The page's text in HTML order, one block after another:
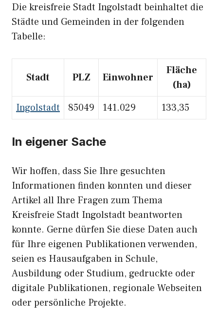
Die kreisfreie Stadt Ingolstadt beinhaltet die
Städte und Gemeinden in der folgenden
Tabelle:
Stadt PLZ Einwohner
Fläche
(ha)
Ingolstadt
85049 141.029 133,35
In eigener Sache
Wir hoffen, dass Sie Ihre gesuchten
Informationen finden konnten und dieser
Artikel all Ihre Fragen zum Thema
Kreisfreie Stadt Ingolstadt beantworten
konnte. Gerne dürfen Sie diese Daten auch
für Ihre eigenen Publikationen verwenden,
seien es Hausaufgaben in Schule,
Ausbildung oder Studium, gedruckte oder
digitale Publikationen, regionale Webseiten
oder persönliche Projekte.